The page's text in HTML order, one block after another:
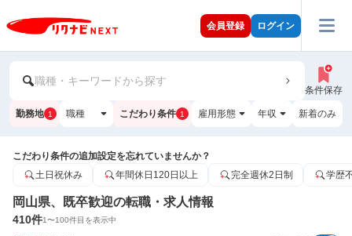
会員登録 ログイン
職種・キーワードから探す
条件保存
勤務地 1 職種 こだわり条件 1 雇用形態 年収 新着のみ
こだわり条件の追加設定を忘れていませんか？
土日祝休み
年間休日120日以上 完全週休2日制 学歴
岡山県、既卒歓迎の転職・求人情報
410件1〜100件目を表示中